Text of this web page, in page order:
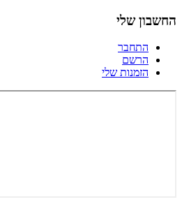
החשבון שלי
התחבר
הרשם
הזמנות שלי